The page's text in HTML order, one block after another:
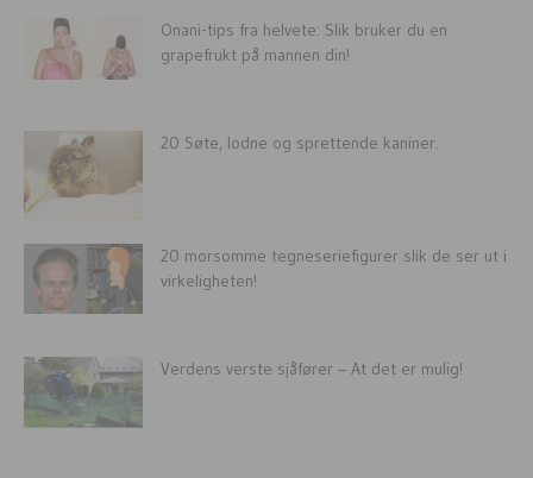
Onani-tips fra helvete: Slik bruker du en
grapefrukt på mannen din!
20 Søte, lodne og sprettende kaniner.
20 morsomme tegneseriefigurer slik de ser ut i
virkeligheten!
Verdens verste sjåfører – At det er mulig!